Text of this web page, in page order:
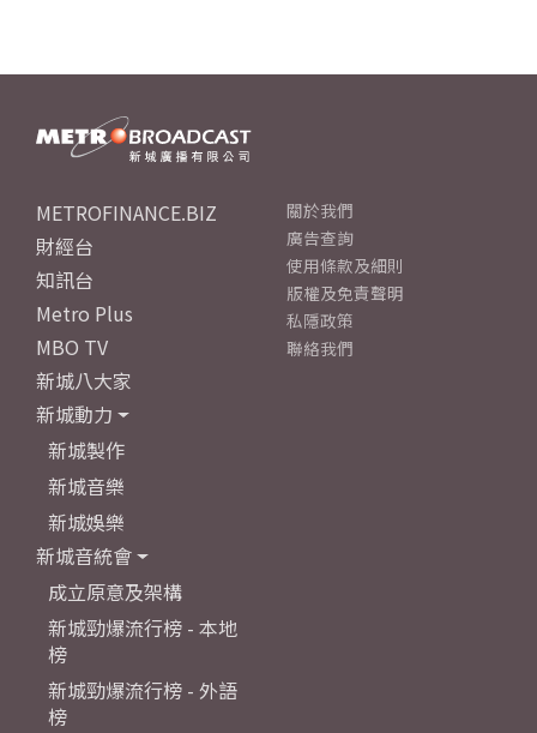
METROFINANCE.BIZ
財經台
知訊台
Metro Plus
MBO TV
新城八大家
新城動力
新城製作
新城音樂
新城娛樂
新城音統會
成立原意及架構
新城勁爆流行榜 - 本地
榜
新城勁爆流行榜 - 外語
榜
關於我們
廣告查詢
使用條款及細則
版權及免責聲明
私隱政策
聯絡我們